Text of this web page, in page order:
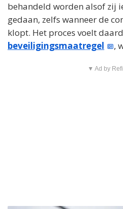
behandeld worden alsof zij
gedaan, zelfs wanneer de
klopt. Het proces voelt
beveiligingsmaatregel
,
▼ Ad by